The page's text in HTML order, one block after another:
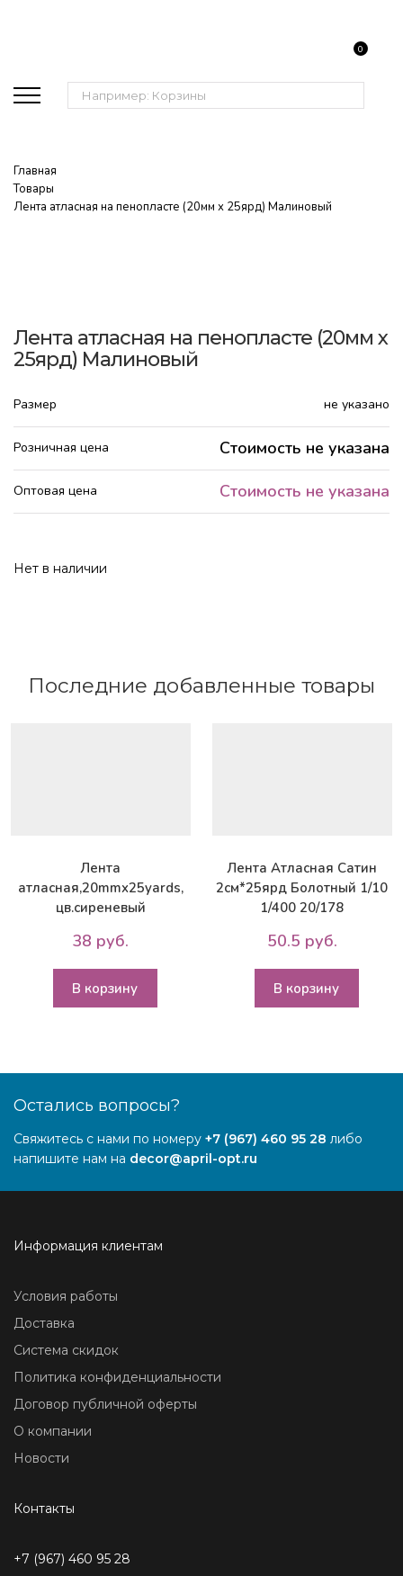
Поиск:
0
Главная
Товары
Лента атласная на пенопласте (20мм х 25ярд) Малиновый
Лента атласная на пенопласте (20мм х
25ярд) Малиновый
Размер не указано
Розничная цена Стоимость не указана
Оптовая цена Стоимость не указана
Нет в наличии
Последние добавленные товары
Лента
атласная,20mmx25yards,
цв.сиреневый
38 руб.
В корзину
Лента Атласная Сатин
2см*25ярд Болотный 1/10
1/400 20/178
50.5 руб.
В корзину
Остались вопросы?
Свяжитесь с нами по номеру +7 (967) 460 95 28 либо
напишите нам на decor@april-opt.ru
Информация клиентам
Условия работы
Доставка
Система скидок
Политика конфиденциальности
Договор публичной оферты
О компании
Новости
Контакты
+7 (967) 460 95 28